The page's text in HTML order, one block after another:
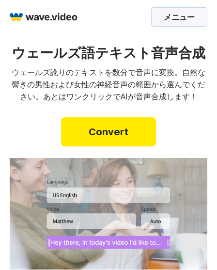
メニュー
ウェールズ語テキスト音声合成
ウェールズ訛りのテキストを数分で音声に変換。自然な
響きの男性および女性の神経音声の範囲から選んでくだ
さい。あとはワンクリックでAIが音声合成します！
Convert